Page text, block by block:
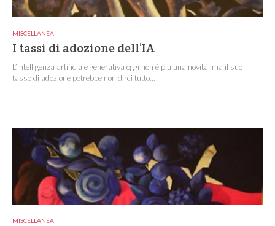
MISCELLANEA
I tassi di adozione dell’IA
L’intelligenza artificiale generativa oggi non è più una novità, ma il suo
tasso di adozione potrebbe non dirci tutto...
MISCELLANEA